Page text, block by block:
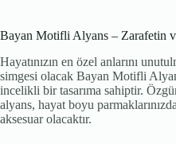
Bayan Motifli Alyans – Zarafetin
Hayatınızın en özel anlarını
simgesi olacak Bayan Motifli
incelikli bir tasarıma sahiptir.
alyans, hayat boyu
aksesuar olacaktır.